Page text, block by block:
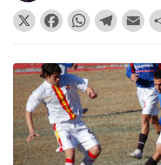
X
F
a
c
e
b
o
o
k
W
h
at
s
A
p
p
T
el
e
gr
a
m
E
ai
l